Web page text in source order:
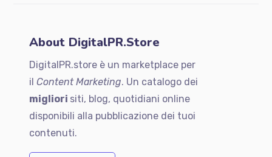
About DigitalPR.Store
DigitalPR.store è un marketplace per
il Content Marketing. Un catalogo dei
migliori siti, blog, quotidiani online
disponibili alla pubblicazione dei tuoi
contenuti.